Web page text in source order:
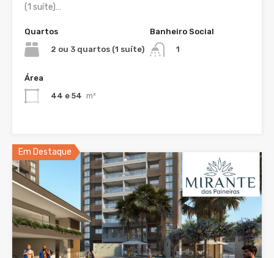
(1 suíte)…
Quartos
2 ou 3 quartos (1 suíte)
Banheiro Social
1
Área
44 e 54 m²
Em Destaque